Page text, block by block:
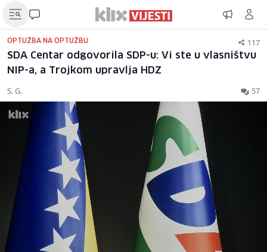
OPTUŽBA NA OPTUŽBU 117
SDA Centar odgovorila SDP-u: Vi ste u vlasništvu
NIP-a, a Trojkom upravlja HDZ
S. G. 57